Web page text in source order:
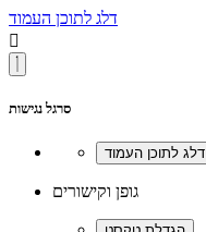
דלג לתוכן העמוד

סרגל נגישות
גופן וקישורים